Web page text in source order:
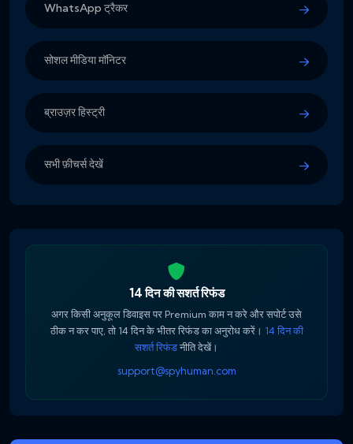
WhatsApp ट्रैकर
सोशल मीडिया मॉनिटर
ब्राउज़र हिस्ट्री
सभी फ़ीचर्स देखें
14 दिन की सशर्त रिफंड
अगर किसी अनुकूल डिवाइस पर Premium काम न करे और सपोर्ट उसे
ठीक न कर पाए, तो 14 दिन के भीतर रिफंड का अनुरोध करें। 14 दिन की
सशर्त रिफंड नीति देखें।
support@spyhuman.com